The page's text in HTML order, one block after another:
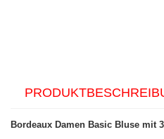
Bordeaux Damen Basic Bluse mit